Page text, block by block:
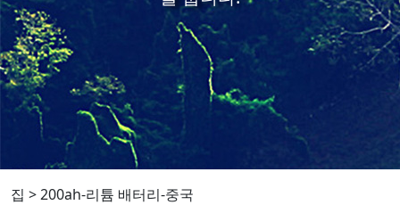
집 >200ah-리튬 배터리-중국